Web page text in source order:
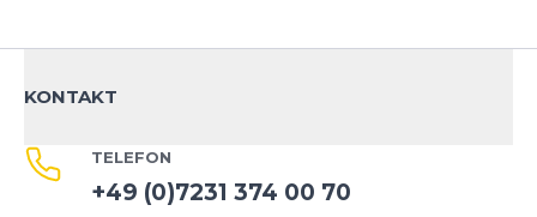
KONTAKT
TELEFON
+49 (0)7231 374 00 70